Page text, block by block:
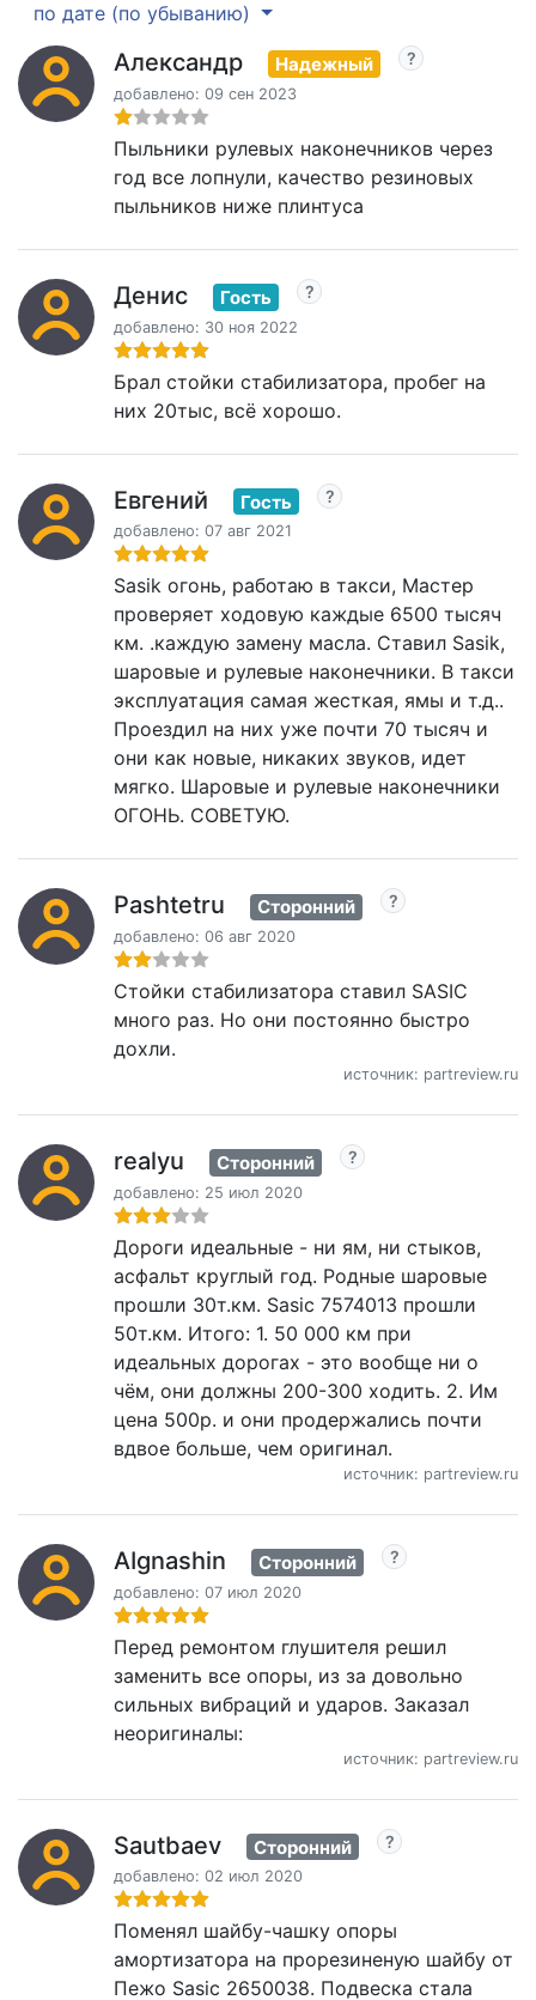
по дате (по убыванию)
Александр Надежный
добавлено: 09 сен 2023
Пыльники рулевых наконечников через
год все лопнули, качество резиновых
пыльников ниже плинтуса
Денис Гость
добавлено: 30 ноя 2022
Брал стойки стабилизатора, пробег на
них 20тыс, всё хорошо.
Евгений Гость
добавлено: 07 авг 2021
Sasik огонь, работаю в такси, Мастер
проверяет ходовую каждые 6500 тысяч
км. .каждую замену масла. Ставил Sasik,
шаровые и рулевые наконечники. В такси
эксплуатация самая жесткая, ямы и т.д..
Проездил на них уже почти 70 тысяч и
они как новые, никаких звуков, идет
мягко. Шаровые и рулевые наконечники
ОГОНЬ. СОВЕТУЮ.
Pashtetru Сторонний
добавлено: 06 авг 2020
Стойки стабилизатора ставил SASIC
много раз. Но они постоянно быстро
дохли.
источник: partreview.ru
realyu Сторонний
добавлено: 25 июл 2020
Дороги идеальные - ни ям, ни стыков,
асфальт круглый год. Родные шаровые
прошли 30т.км. Sasic 7574013 прошли
50т.км. Итого: 1. 50 000 км при
идеальных дорогах - это вообще ни о
чём, они должны 200-300 ходить. 2. Им
цена 500р. и они продержались почти
вдвое больше, чем оригинал.
источник: partreview.ru
AIgnashin Сторонний
добавлено: 07 июл 2020
Перед ремонтом глушителя решил
заменить все опоры, из за довольно
сильных вибраций и ударов. Заказал
неоригиналы:
источник: partreview.ru
Sautbaev Сторонний
добавлено: 02 июл 2020
Поменял шайбу-чашку опоры
амортизатора на прорезиненую шайбу от
Пежо Sasic 2650038. Подвеска стала